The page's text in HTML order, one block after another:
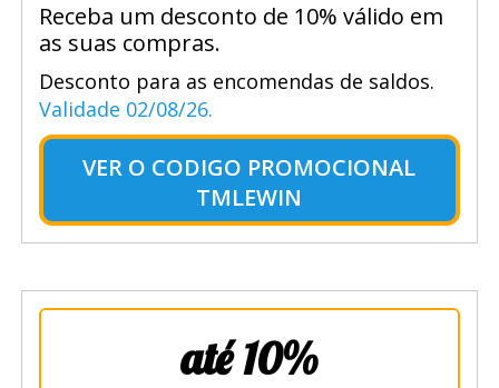
Receba um desconto de 10% válido em
as suas compras.
Desconto para as encomendas de saldos.
Validade 02/08/26.
VER O CODIGO PROMOCIONAL
TMLEWIN
até 10%